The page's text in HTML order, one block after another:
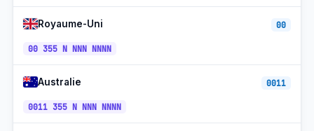
Royaume-Uni 00
00 355 N NNN NNNN
Australie 0011
0011 355 N NNN NNNN